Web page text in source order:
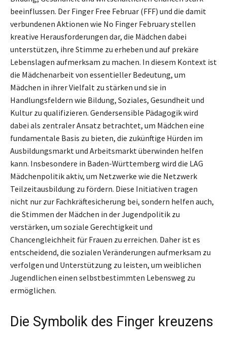
beeinflussen. Der Finger Free Februar (FFF) und die damit
verbundenen Aktionen wie No Finger February stellen
kreative Herausforderungen dar, die Mädchen dabei
unterstützen, ihre Stimme zu erheben und auf prekäre
Lebenslagen aufmerksam zu machen. In diesem Kontext ist
die Mädchenarbeit von essentieller Bedeutung, um
Mädchen in ihrer Vielfalt zu stärken und sie in
Handlungsfeldern wie Bildung, Soziales, Gesundheit und
Kultur zu qualifizieren. Gendersensible Pädagogik wird
dabei als zentraler Ansatz betrachtet, um Mädchen eine
fundamentale Basis zu bieten, die zukünftige Hürden im
Ausbildungsmarkt und Arbeitsmarkt überwinden helfen
kann. Insbesondere in Baden-Württemberg wird die LAG
Mädchenpolitik aktiv, um Netzwerke wie die Netzwerk
Teilzeitausbildung zu fördern. Diese Initiativen tragen
nicht nur zur Fachkräftesicherung bei, sondern helfen auch,
die Stimmen der Mädchen in der Jugendpolitik zu
verstärken, um soziale Gerechtigkeit und
Chancengleichheit für Frauen zu erreichen. Daher ist es
entscheidend, die sozialen Veränderungen aufmerksam zu
verfolgen und Unterstützung zu leisten, um weiblichen
Jugendlichen einen selbstbestimmten Lebensweg zu
ermöglichen.
Die Symbolik des Finger kreuzens